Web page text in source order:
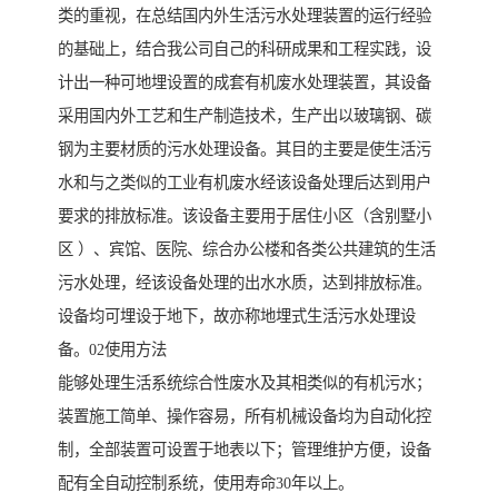
类的重视，在总结国内外生活污水处理装置的运行经验
的基础上，结合我公司自己的科研成果和工程实践，设
计出一种可地埋设置的成套有机废水处理装置，其设备
采用国内外工艺和生产制造技术，生产出以玻璃钢、碳
钢为主要材质的污水处理设备。其目的主要是使生活污
水和与之类似的工业有机废水经该设备处理后达到用户
要求的排放标准。该设备主要用于居住小区（含别墅小
区 ）、宾馆、医院、综合办公楼和各类公共建筑的生活
污水处理，经该设备处理的出水水质，达到排放标准。
设备均可埋设于地下，故亦称地埋式生活污水处理设
备。02使用方法
能够处理生活系统综合性废水及其相类似的有机污水；
装置施工简单、操作容易，所有机械设备均为自动化控
制，全部装置可设置于地表以下；管理维护方便，设备
配有全自动控制系统，使用寿命30年以上。